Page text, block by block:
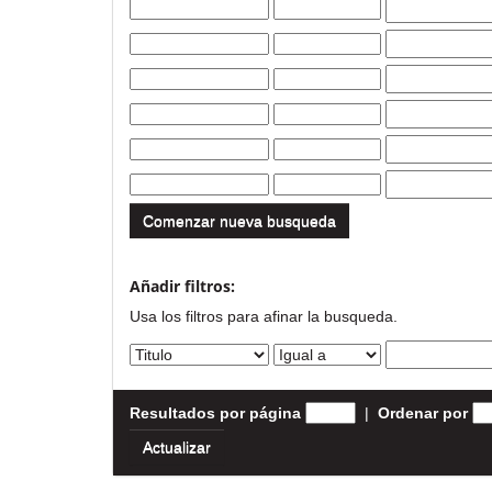
Comenzar nueva busqueda
Añadir filtros:
Usa los filtros para afinar la busqueda.
Resultados por página | Ordenar por